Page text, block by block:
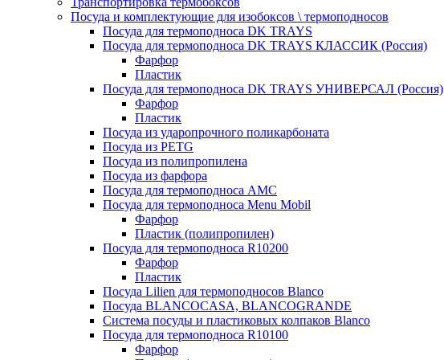
Посуда и комплектующие для изобоксов \ термоподносов
Посуда для термоподноса DK TRAYS
Посуда для термоподноса DK TRAYS КЛАССИК (Россия)
Фарфор
Пластик
Посуда для термоподноса DK TRAYS УНИВЕРСАЛ (Россия)
Фарфор
Пластик
Посуда из ударопрочного поликарбоната
Посуда из PETG
Посуда из полипропилена
Посуда из фарфора
Посуда для термоподноса AMC
Посуда для термоподноса Menu Mobil
Фарфор
Пластик (полипропилен)
Посуда для термоподноса R10200
Фарфор
Пластик
Посуда Lilien для термоподносов Blanco
Посуда BLANCOCASA, BLANCOGRANDE
Система посуды и пластиковых колпаков Blanco
Посуда для термоподноса R10100
Фарфор